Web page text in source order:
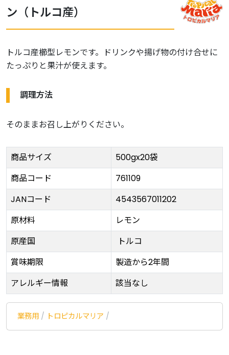
ン（トルコ産）
トルコ産櫛型レモンです。ドリンクや揚げ物の付け合せに
たっぷりと果汁が使えます。
調理方法
そのままお召し上がりください。
商品サイズ
500gx20袋
商品コード
761109
JANコード
4543567011202
原材料
レモン
原産国
トルコ
賞味期限
製造から2年間
アレルギー情報
該当なし
業務用 / トロピカルマリア /